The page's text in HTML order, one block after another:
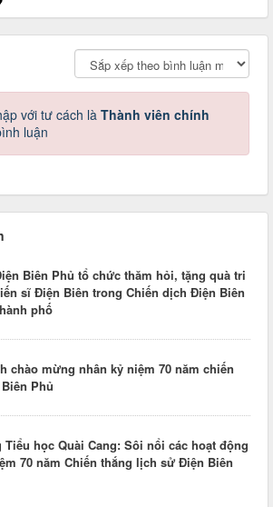
với tư cách làThành viên chính
luận
Biên Phủ tổ chức thăm hỏi, tặng quà tri
sĩ Điện Biên trong Chiến dịch Điện Biên
phố
chào mừng nhân kỷ niệm 70 năm chiến
Phủ
học Quài Cang: Sôi nổi các hoạt động
70 năm Chiến thắng lịch sử Điện Biên